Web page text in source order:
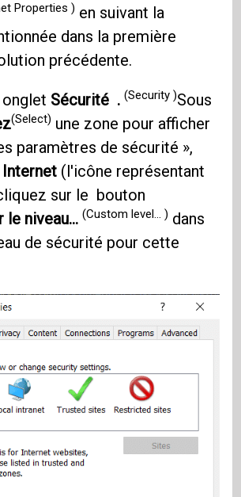
Properties ) en suivant la
dans la première
précédente.
onglet Sécurité .(Security )Sous
(Select) une zone pour afficher
paramètres de sécurité »,
Internet (l'icône représentant
sur le bouton
le niveau…(Custom level… ) dans
de sécurité pour cette